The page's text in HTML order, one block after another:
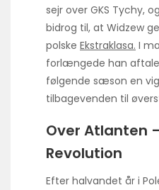
sejr over GKS Tychy,
bidrog til, at Widzew
polske Ekstraklasa. I
forlængede han
følgende sæson en
tilbagevenden til
Over Atlanten
Revolution
Efter halvandet år i